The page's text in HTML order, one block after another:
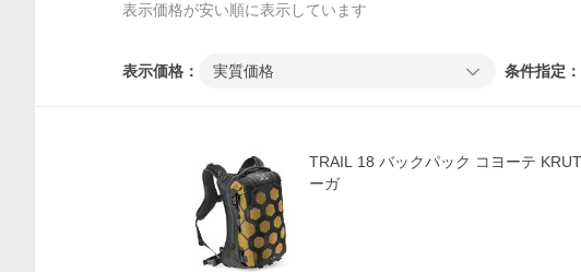
表示価格が安い順に表示しています
表示価格： 実質価格 条件指定：
TRAIL 18 バックパック コヨーテ
ーガ